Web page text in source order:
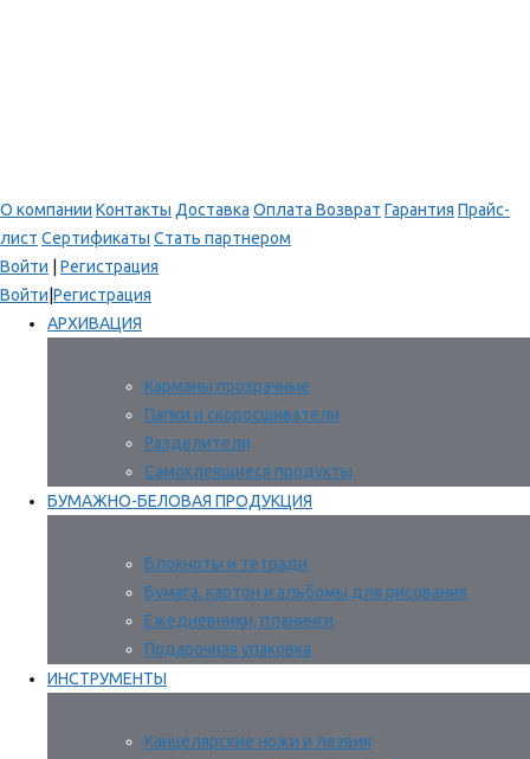
О компании Контакты Доставка Оплата Возврат Гарантия Прайс-
лист Сертификаты Стать партнером
Войти
Регистрация
Войти Регистрация
АРХИВАЦИЯ
Карманы прозрачные
Папки и скоросшиватели
Разделители
Самоклеящиеся продукты
БУМАЖНО-БЕЛОВАЯ ПРОДУКЦИЯ
Блокноты и тетради
Бумага, картон и альбомы для рисования
Ежедневники, планинги
Подарочная упаковка
ИНСТРУМЕНТЫ
Канцелярские ножи и лезвия